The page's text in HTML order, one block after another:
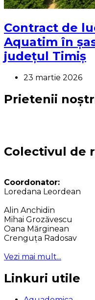
Contract de
Aquatim în
județul Timiș
23 martie 2026
Prietenii
Colectivul de
Coordonator:
Loredana Leordean
Alin Anchidin
Mihai Grozăvescu
Oana Mărginean
Crenguța Radosav
Vezi mai mult...
Linkuri utile